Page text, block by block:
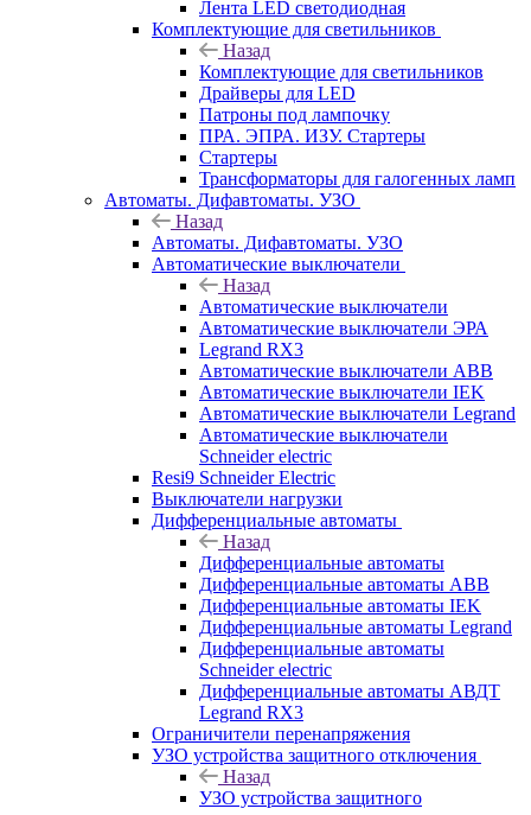
Лента LED светодиодная
Комплектующие для светильников
Назад
Комплектующие для светильников
Драйверы для LED
Патроны под лампочку
ПРА. ЭПРА. ИЗУ. Стартеры
Стартеры
Трансформаторы для галогенных ламп
Автоматы. Дифавтоматы. УЗО
Назад
Автоматы. Дифавтоматы. УЗО
Автоматические выключатели
Назад
Автоматические выключатели
Автоматические выключатели ЭРА
Legrand RX3
Автоматические выключатели ABB
Автоматические выключатели IEK
Автоматические выключатели Legrand
Автоматические выключатели
Schneider electric
Resi9 Schneider Electric
Выключатели нагрузки
Дифференциальные автоматы
Назад
Дифференциальные автоматы
Дифференциальные автоматы ABB
Дифференциальные автоматы IEK
Дифференциальные автоматы Legrand
Дифференциальные автоматы
Schneider electric
Дифференциальные автоматы АВДТ
Legrand RX3
Ограничители перенапряжения
УЗО устройства защитного отключения
Назад
УЗО устройства защитного